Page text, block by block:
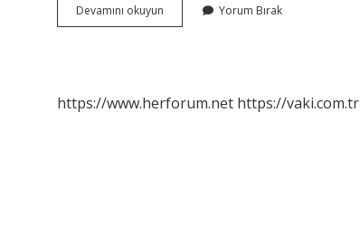
Devamını okuyun Atatürkün
Hayata
Nedir
Yorum Bırak
https://www.herforum.net https://vaki.com.tr